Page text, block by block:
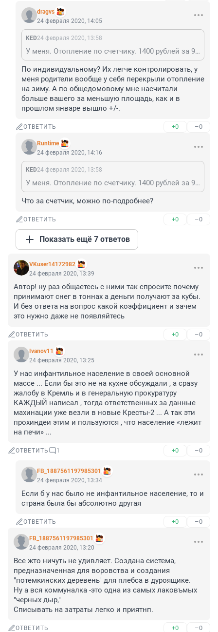
dragvs
24 февраля 2020, 14:05
KED24 февраля 2020, 13:58
У меня. Отопление по счетчику. 1400 рублей за 90 метров
По индивидуальному? Их легче контролировать, у
меня родители вообще у себя перекрыли отопление
на зиму. А по общедомовому мне насчитали
больше вашего за меньшую площадь, как и в
прошлом январе вышло +/-.
ОТВЕТИТЬ +0 –0
Runtime
24 февраля 2020, 14:16
KED24 февраля 2020, 13:58
У меня. Отопление по счетчику. 1400 рублей за 90 метров
Что за счетчик, можно по-подробнее?
ОТВЕТИТЬ +0 –0
Показать ещё 7 ответов
VKuser14172982
24 февраля 2020, 13:39
Автор! ну раз общаетесь с ними так спросите почему
принимают снег в тоннах а деньги получают за кубы.
И без ответа на вопрос какой коэффициент и зачем
это нужно даже не появляйтесь
ОТВЕТИТЬ +0 –0
Ivanov11
24 февраля 2020, 13:25
У нас инфантильное население в своей основной
массе ... Если бы это не на кухне обсуждали , а сразу
жалобу в Кремль и в генеральную прокуратуру
КАЖДЫЙ написал , тогда ответственных за данные
махинации уже везли в новые Кресты-2 ... А так эти
прохиндеи этим и пользуются , что население «лежит
на печи» ...
ОТВЕТИТЬ 1 +0 –0
FB_1887561197985301
24 февраля 2020, 13:34
Если б у нас было не инфантильное население, то и
страна была бы абсолютно другая
ОТВЕТИТЬ +0 –0
FB_1887561197985301
24 февраля 2020, 13:20
Все жто ничуть не удивляет. Создана система,
предназначенная для воровства и создания
"потемкинских деревень" для плебса в дуроящике.
Ну а вся коммуналка -это одна из самых лаковъмых
"черных дыр,"
Списывать на затраты легко и приятнп.
ОТВЕТИТЬ +0 –0